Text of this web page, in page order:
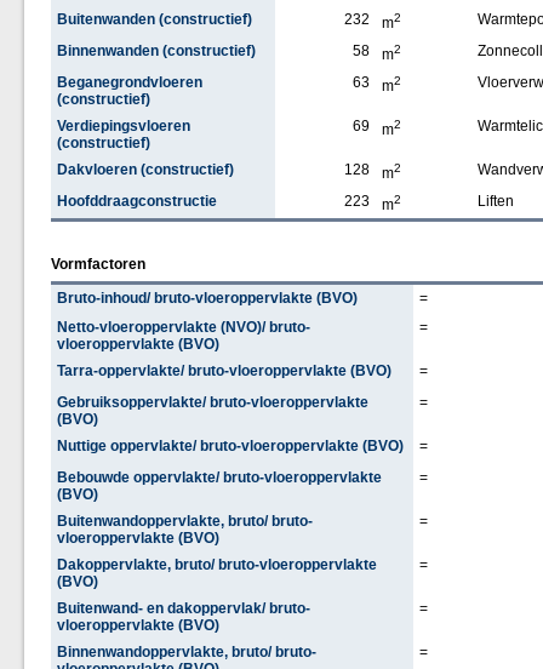
Buitenwanden (constructief)
232 m2
Binnenwanden (constructief)
58 m2
Beganegrondvloeren
(constructief)
63 m2
Verdiepingsvloeren
(constructief)
69 m2
Dakvloeren (constructief) 128 m2
Hoofddraagconstructie
223 m2 Liften
Vormfactoren
Bruto-inhoud/ bruto-vloeroppervlakte (BVO)
=
Netto-vloeroppervlakte (NVO)/ bruto-
vloeroppervlakte (BVO)
=
Tarra-oppervlakte/ bruto-vloeroppervlakte (BVO)
=
Gebruiksoppervlakte/ bruto-vloeroppervlakte
(BVO)
=
Nuttige oppervlakte/ bruto-vloeroppervlakte (BVO)
=
Bebouwde oppervlakte/ bruto-vloeroppervlakte
(BVO)
=
Buitenwandoppervlakte, bruto/ bruto-
vloeroppervlakte (BVO)
=
Dakoppervlakte, bruto/ bruto-vloeroppervlakte
(BVO)
=
Buitenwand- en dakoppervlak/ bruto-
vloeroppervlakte (BVO)
=
Binnenwandoppervlakte, bruto/ bruto-
=